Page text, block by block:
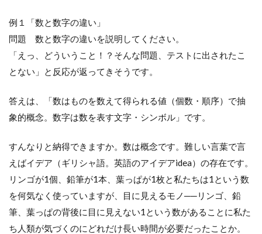
例１「数と数字の違い」
問題 数と数字の違いを説明してください。
「えっ、どういうこと！？そんな問題、テストに出されたこ
とない」と反応が返ってきそうです。
答えは、「数はものを数えて得られる値（個数・順序）で抽
象的概念。数字は数を表す文字・シンボル」です。
すんなりと納得できますか。数は概念です。難しい言葉で言
えばイデア（ギリシャ語。英語のアイデアidea）の存在です。
リンゴが1個、鉛筆が1本、葉っぱが1枚と私たちは1という数
を何気なく使っていますが、目に見えるモノ──リンゴ、鉛
筆、葉っぱの背後に目に見えない1という数があることに私た
ち人類が気づくのにどれだけ長い時間が必要だったことか。